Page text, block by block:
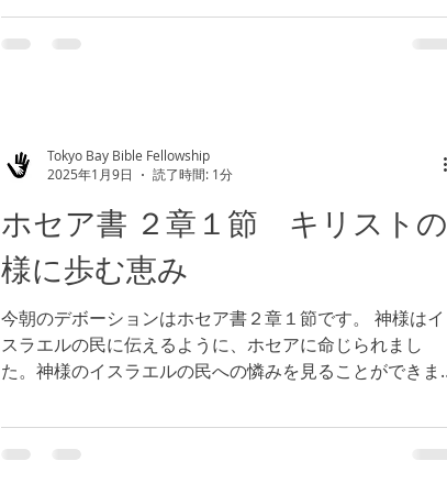
えられます。この状況を神様は喜ばれず、御声も聞けな
くなります。（参照 イ...
ホセア書 ２章１節 キリストの
様に歩む恵み
今朝のデボーションはホセア書２章１節です。 神様はイ
スラエルの民に伝えるように、ホセアに命じられまし
た。神様のイスラエルの民への憐みを見ることができま
人々に憐みの心をもって接することが大切です。（参
照 ルカ６章３６節）...
Tokyo Bay Bible Fellowship
2025年1月9日
読了時間: 1分